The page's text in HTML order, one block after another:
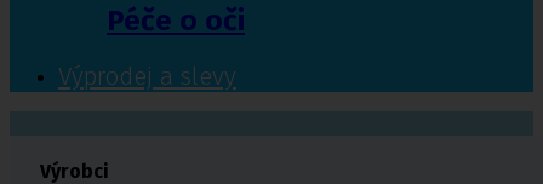
Péče o oči
Výprodej a slevy
Výrobci